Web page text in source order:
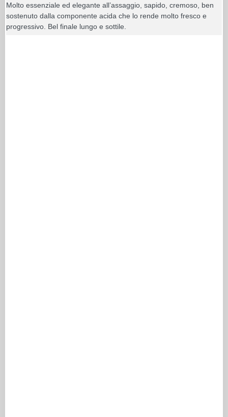
Molto essenziale ed elegante all’assaggio, sapido, cremoso, ben
sostenuto dalla componente acida che lo rende molto fresco e
progressivo. Bel finale lungo e sottile.